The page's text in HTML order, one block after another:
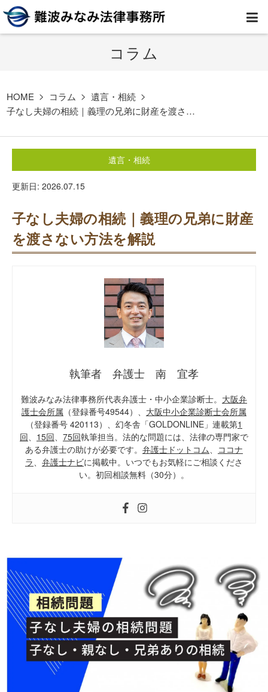
コラム
HOME コラム
遺言・相続
子なし夫婦の相続｜義理の兄弟に財産を渡さ…
遺言・相続
更新日: 2026.07.15
子なし夫婦の相続｜義理の兄弟に財産
を渡さない方法を解説
執筆者 弁護士 南 宜孝
難波みなみ法律事務所代表弁護士・中小企業診断士。 大阪弁
護士会所属 （登録番号49544）、 大阪中小企業診断士会所属
（登録番号 420113）、幻冬舎「GOLDONLINE」連載第1
回、 15回、 75回執筆担当。法的な問題には、法律の専門家で
ある弁護士の助けが必要です。 弁護士ドットコム、 ココナ
ラ、 弁護士ナビに掲載中。いつでもお気軽にご相談くださ
い。初回相談無料（30分）。
HOME
取扱業務
費用